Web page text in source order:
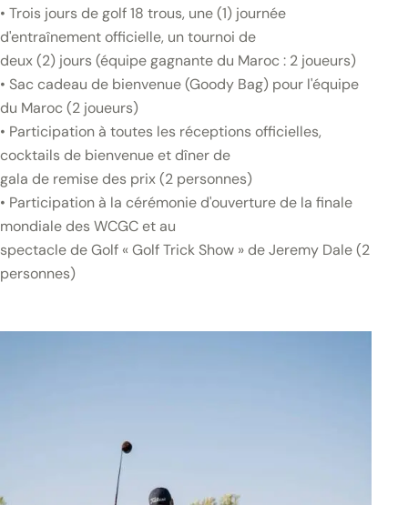
• Trois jours de golf 18 trous, une (1) journée
d'entraînement officielle, un tournoi de
deux (2) jours (équipe gagnante du Maroc : 2 joueurs)
• Sac cadeau de bienvenue (Goody Bag) pour l'équipe
du Maroc (2 joueurs)
• Participation à toutes les réceptions officielles,
cocktails de bienvenue et dîner de
gala de remise des prix (2 personnes)
• Participation à la cérémonie d'ouverture de la finale
mondiale des WCGC et au
spectacle de Golf « Golf Trick Show » de Jeremy Dale (2
personnes)